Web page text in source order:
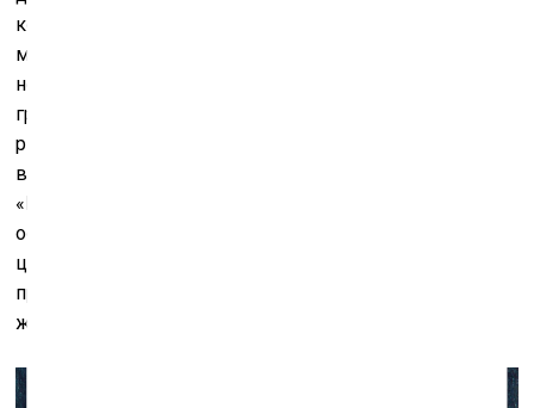
коммунальный быт советской эпохи, а общезначимая
модернистская проблематика – в частности, вопрос
недостоверности зрения, проходящий сквозь всю
графику и живопись художника. Это начинается еще в
рисунке-загадке 1970 года, в углу которого –
выполненный в чертёжной стилистике призыв
«Восстановите по фрагменту полную картину!», а
остальная плоскость листа покрыта небесно-голубым
цветом с двумя сделанными вырезами, сквозь них
проглядывают два куска изображения – часть
женской фигуры и интерьер.